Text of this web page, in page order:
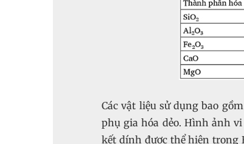
Các vật liệu sử dụng bao
phụ gia hóa dẻo. Hình ảnh
kết dính được thể hiện trong